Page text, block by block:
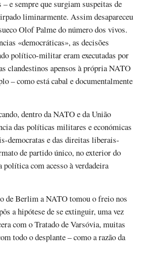
e sempre que surgiam suspeitas de
liminarmente. Assim desapareceu
Olof Palme do número dos vivos.
«democráticas», as decisões
político-militar eram executadas por
clandestinos apensos à própria NATO
– como está cabal e documentalmente
dentro da NATO e da União
das políticas militares e económicas
democratas e das direitas liberais-
de partido único, no exterior do
política com acesso à verdadeira
de Berlim a NATO tomou o freio nos
a hipótese de se extinguir, uma vez
com o Tratado de Varsóvia, muitas
todo o desplante – como a razão da